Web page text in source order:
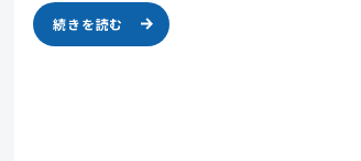
続きを読む